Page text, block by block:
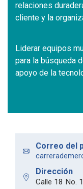
relaciones
cliente y la
Liderar equipos
para la búsqueda
apoyo de la
Correo del
Dirección
Calle 18 No.